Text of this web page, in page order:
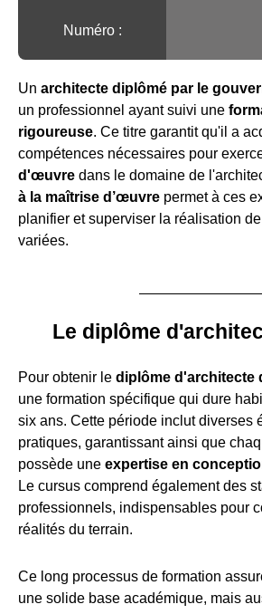
Numéro :
Un architecte diplômé par le
un professionnel ayant suivi une
rigoureuse. Ce titre garantit qu'il a
compétences nécessaires pour
d'œuvre dans le domaine de
à la maîtrise d’œuvre permet à ces
planifier et superviser la réalisation
variées.
Le diplôme
Pour obtenir le diplôme d'architecte
une formation spécifique qui dure
six ans. Cette période inclut diverses
pratiques, garantissant ainsi que
possède une expertise en
Le cursus comprend également des
professionnels, indispensables pour
réalités du terrain.
Ce long processus de formation
une solide base académique, mais